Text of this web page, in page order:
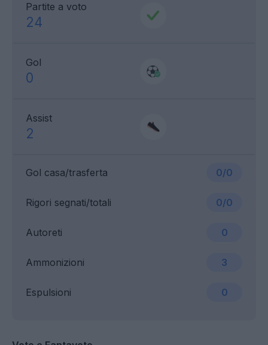
Partite a voto
24
Gol
0
Assist
2
Gol casa/trasferta 0/0
Ammonizioni 3
Rigori segnati/totali 0/0
Espulsioni 0
Autoreti 0